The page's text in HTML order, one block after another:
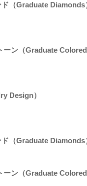
（Graduate Diamonds
ン（Graduate Colored
Design）
（Graduate Diamonds
ーン（Graduate